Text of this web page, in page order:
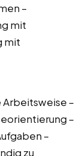
–
mit
mit
–
–
–
zu